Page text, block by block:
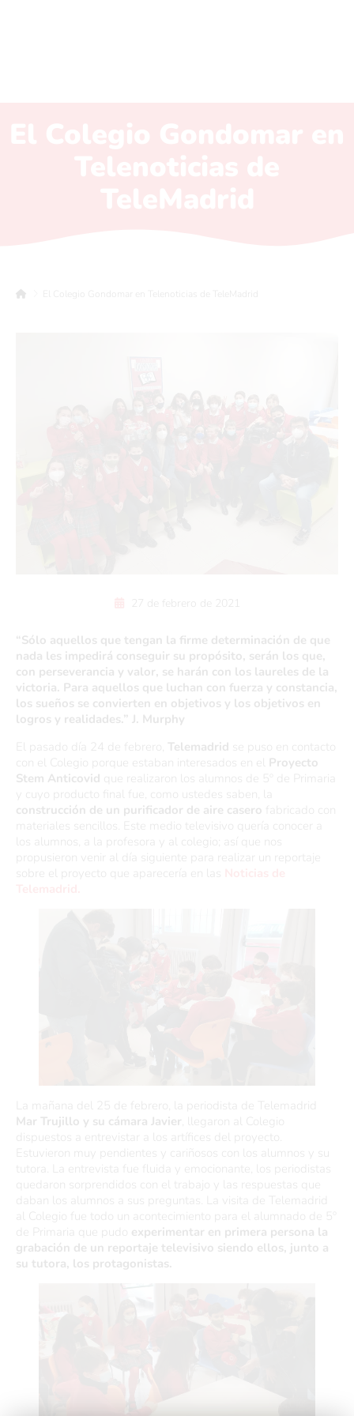
El Colegio Gondomar en Telenoticias de TeleMadrid
27 de febrero de 2021
“Sólo aquellos que tengan la firme determinación de que
nada les impedirá conseguir su propósito, serán los que,
con perseverancia y valor, se harán con los laureles de la
victoria. Para aquellos que luchan con fuerza y constancia,
los sueños se convierten en objetivos y los objetivos en
logros y realidades.” J. Murphy
El pasado día 24 de febrero, Telemadrid se puso en contacto
con el Colegio porque estaban interesados en el Proyecto
Stem Anticovid que realizaron los alumnos de 5º de Primaria
y cuyo producto final fue, como ustedes saben, la
construcción de un purificador de aire casero fabricado con
materiales sencillos. Este medio televisivo quería conocer a
los alumnos, a la profesora y al colegio; así que nos
propusieron venir al día siguiente para realizar un reportaje
sobre el proyecto que aparecería en las
La mañana del 25 de febrero, la periodista de Telemadrid
Mar Trujillo y su cámara Javier , llegaron al Colegio
dispuestos a entrevistar a los artífices del proyecto.
Estuvieron muy pendientes y cariñosos con los alumnos y su
tutora. La entrevista fue fluida y emocionante, los periodistas
quedaron sorprendidos con el trabajo y las respuestas que
daban los alumnos a sus preguntas. La visita de Telemadrid
al Colegio fue todo un acontecimiento para el alumnado de 5º
de Primaria que pudo
experimentar en primera persona la
grabación de un reportaje televisivo siendo ellos, junto a
su tutora, los protagonistas.